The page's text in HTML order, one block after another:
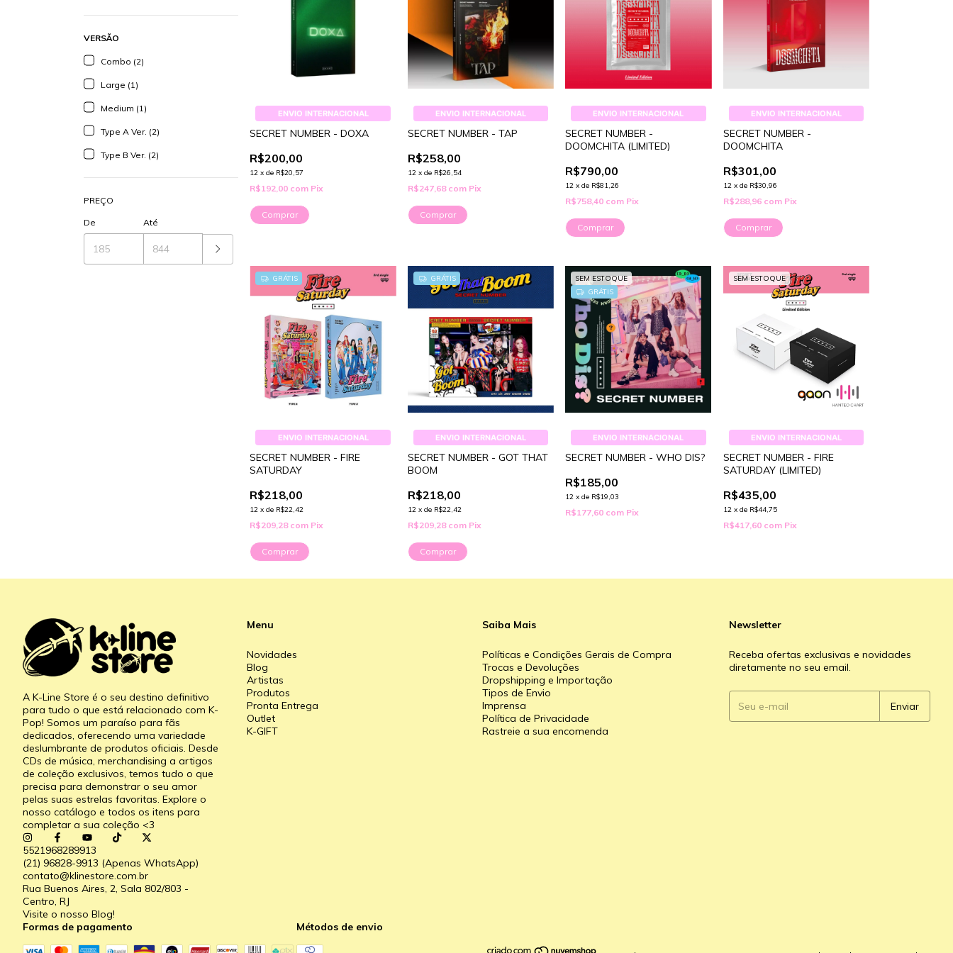
VERSÃO
Combo (2)
Large (1)
Medium (1)
Type A Ver. (2)
Type B Ver. (2)
PREÇO
De Até
ENVIO INTERNACIONAL
SECRET NUMBER - DOXA
R$200,00
12 xde R$20,57
R$192,00 com Pix
Comprar
ENVIO INTERNACIONAL
SECRET NUMBER - TAP
R$258,00
12 x de R$26,54
R$247,68 com Pix
Comprar
ENVIO INTERNACIONAL
SECRET NUMBER -
DOOMCHITA (LIMITED)
R$790,00
12 xde R$81,26
R$758,40 com Pix
Comprar
ENVIO INTERNACIONAL
SECRET NUMBER -
DOOMCHITA
R$301,00
12 x de R$30,96
R$288,96 com Pix
GRÁTIS
ENVIO INTERNACIONAL
SECRET NUMBER - FIRE
SATURDAY
R$218,00
12 xde R$22,42
R$209,28 com Pix
Comprar
GRÁTIS
ENVIO INTERNACIONAL
SECRET NUMBER - GOT THAT
BOOM
R$218,00
12 x de R$22,42
R$209,28 com Pix
Comprar
SEM ESTOQUE
GRÁTIS
ENVIO INTERNACIONAL
SECRET NUMBER - WHO DIS?
R$185,00
12 xde R$19,03
R$177,60 com Pix
SEM ESTOQUE
ENVIO INTERNACIONAL
SECRET NUMBER - FIRE
SATURDAY (LIMITED)
R$435,00
12 x de R$44,75
R$417,60 com Pix
A K-Line Store é o seu destino definitivo
para tudo o que está relacionado com K-
Pop! Somos um paraíso para fãs
dedicados, oferecendo uma variedade
deslumbrante de produtos oficiais. Desde
CDs de música, merchandising a artigos
de coleção exclusivos, temos tudo o que
precisa para demonstrar o seu amor
pelas suas estrelas favoritas. Explore o
nosso catálogo e todos os itens para
completar a sua coleção <3
5521968289913
(21) 96828-9913 (Apenas WhatsApp)
contato@klinestore.com.br
Rua Buenos Aires, 2, Sala 802/803 -
Centro, RJ
Visite o nosso Blog!
Menu
Novidades
Blog
Artistas
Produtos
Pronta Entrega
Outlet
K-GIFT
Saiba Mais
Políticas e Condições Gerais de Compra
Trocas e Devoluções
Dropshipping e Importação
Tipos de Envio
Imprensa
Política de Privacidade
Rastreie a sua encomenda
Newsletter
Receba ofertas exclusivas e novidades
diretamente no seu email.
Formas de pagamento Métodos de envio